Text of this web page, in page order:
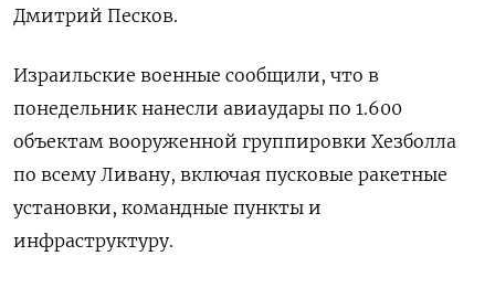
Дмитрий Песков.
Израильские военные сообщили, что в
понедельник нанесли авиаудары по 1.600
объектам вооруженной группировки Хезболла
по всему Ливану, включая пусковые ракетные
установки, командные пункты и
инфраструктуру.